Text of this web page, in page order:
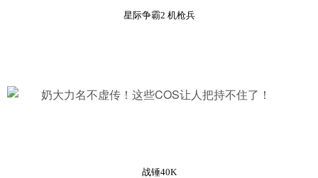
星际争霸2 机枪兵
战锤40K